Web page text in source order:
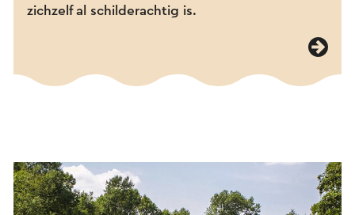
zichzelf al schilderachtig is.